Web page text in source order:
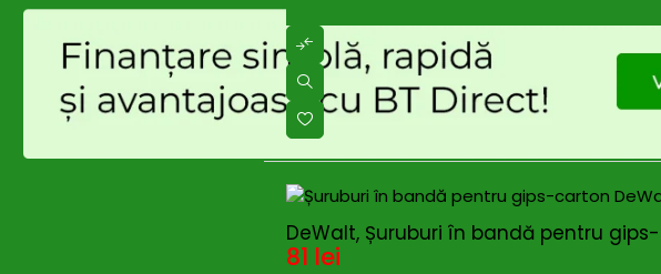
DeWalt, Șuruburi în bandă pentru
81 lei
Sudură MMA – rutilici, bazici, inox, fontă